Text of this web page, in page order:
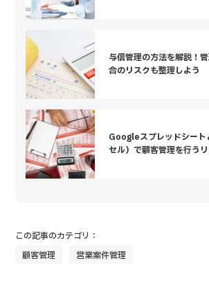
与信管理の方法を解説！
合のリスクも整理しよう
Googleスプレッドシー
セル）で顧客管理を行う
この記事のカテゴリ：
顧客管理
営業案件管理